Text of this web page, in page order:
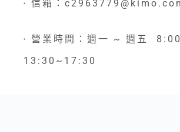
● 信箱：
●
營業時間：週一 ~ 週五
13:30~17:30